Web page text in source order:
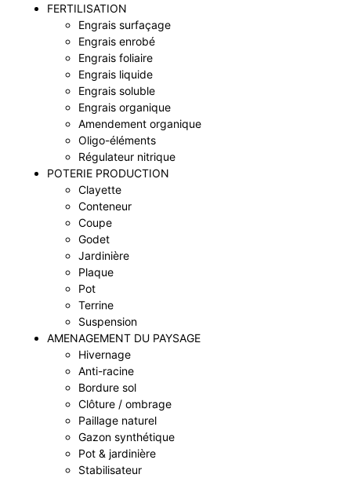
FERTILISATION
Engrais surfaçage
Engrais enrobé
Engrais foliaire
Engrais liquide
Engrais soluble
Engrais organique
Amendement organique
Oligo-éléments
Régulateur nitrique
POTERIE PRODUCTION
Clayette
Conteneur
Coupe
Godet
Jardinière
Plaque
Pot
Terrine
Suspension
AMENAGEMENT DU PAYSAGE
Hivernage
Anti-racine
Bordure sol
Clôture / ombrage
Paillage naturel
Gazon synthétique
Pot & jardinière
Stabilisateur